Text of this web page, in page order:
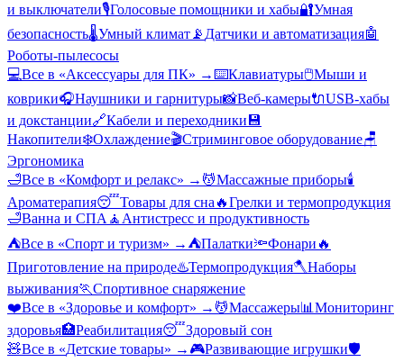
и выключатели🎙️Голосовые помощники и хабы🔐Умная
безопасность🌡️Умный климат 📡 Датчики и автоматизация🤖
Роботы-пылесосы
💻Все в «Аксессуары для ПК» →⌨️Клавиатуры🖱️Мыши и
коврики🎧Наушники и гарнитуры📸Веб-камеры🔌USB-хабы
и докстанции🔗Кабели и переходники 💾
Накопители❄️Охлаждение🎬Стриминговое оборудование🪑
Эргономика
🛁Все в «Комфорт и релакс» → 💆Массажные приборы🕯️
Ароматерапия😴Товары для сна 🔥Грелки и термопродукция
🛁Ванна и СПА 🧘 Антистресс и продуктивность
⛺Все в «Спорт и туризм» → ⛺Палатки🔦Фонари 🔥
Приготовление на природе♨️Термопродукция🪓Наборы
выживания🏃Спортивное снаряжение
❤️Все в «Здоровье и комфорт» → 💆Массажеры📊 Мониторинг
здоровья🏥Реабилитация😴Здоровый сон
🧸Все в «Детские товары» → 🎮Развивающие игрушки🛡️